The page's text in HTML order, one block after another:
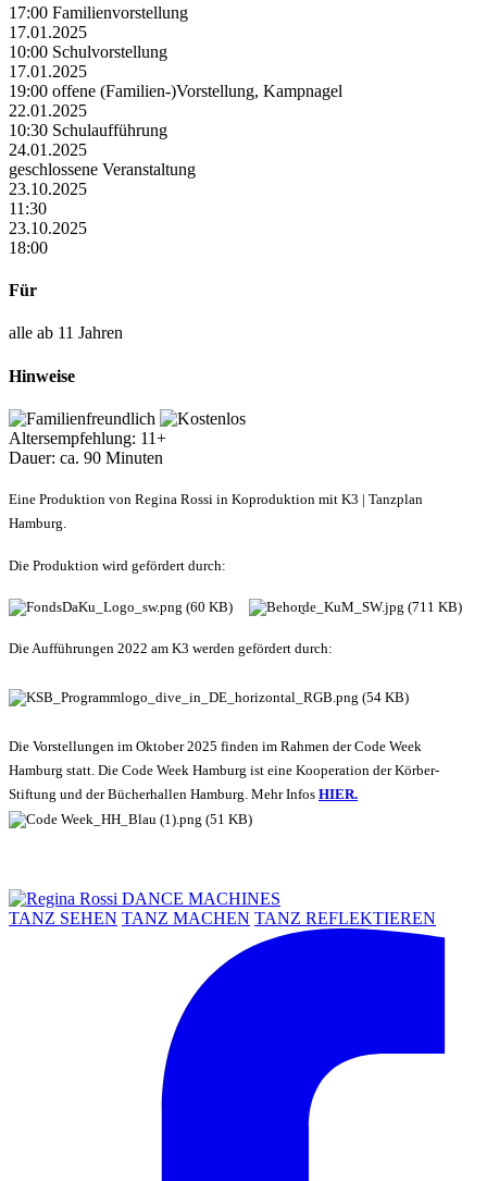
17:00 Familienvorstellung
17.01.2025
10:00 Schulvorstellung
17.01.2025
19:00 offene (Familien-)Vorstellung, Kampnagel
22.01.2025
10:30 Schulaufführung
24.01.2025
geschlossene Veranstaltung
23.10.2025
11:30
23.10.2025
18:00
Für
alle ab 11 Jahren
Hinweise
Altersempfehlung: 11+
Dauer: ca. 90 Minuten
Eine Produktion von Regina Rossi in Koproduktion mit K3 | Tanzplan
Hamburg.
Die Produktion wird gefördert durch:
Die Aufführungen 2022 am K3 werden gefördert durch:
Die Vorstellungen im Oktober 2025 finden im Rahmen der Code Week
Hamburg statt. Die Code Week Hamburg ist eine Kooperation der Körber-
Stiftung und der Bücherhallen Hamburg. Mehr Infos HIER.
TANZ SEHEN TANZ MACHEN TANZ REFLEKTIEREN